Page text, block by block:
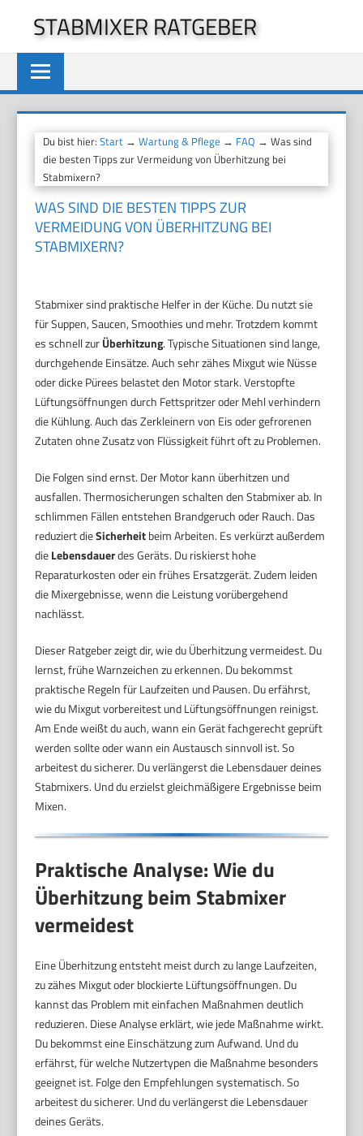
springen
STABMIXER RATGEBER
Du bist hier:Start →Wartung & Pflege → FAQ → Was sind
die besten Tipps zur Vermeidung von Überhitzung bei
Stabmixern?
WAS SIND DIE BESTEN TIPPS ZUR
VERMEIDUNG VON ÜBERHITZUNG BEI
STABMIXERN?
Stabmixer sind praktische Helfer in der Küche. Du nutzt sie
für Suppen, Saucen, Smoothies und mehr. Trotzdem kommt
es schnell zurÜberhitzung. Typische Situationen sind lange,
durchgehende Einsätze. Auch sehr zähes Mixgut wie Nüsse
oder dicke Pürees belastet den Motor stark. Verstopfte
Lüftungsöffnungen durch Fettspritzer oder Mehl verhindern
die Kühlung. Auch das Zerkleinern von Eis oder gefrorenen
Zutaten ohne Zusatz von Flüssigkeit führt oft zu Problemen.
Die Folgen sind ernst. Der Motor kann überhitzen und
ausfallen. Thermosicherungen schalten den Stabmixer ab. In
schlimmen Fällen entstehen Brandgeruch oder Rauch. Das
reduziert dieSicherheitbeim Arbeiten. Es verkürzt außerdem
dieLebensdauerdes Geräts. Du riskierst hohe
Reparaturkosten oder ein frühes Ersatzgerät. Zudem leiden
die Mixergebnisse, wenn die Leistung vorübergehend
nachlässt.
Dieser Ratgeber zeigt dir, wie du Überhitzung vermeidest. Du
lernst, frühe Warnzeichen zu erkennen. Du bekommst
praktische Regeln für Laufzeiten und Pausen. Du erfährst,
wie du Mixgut vorbereitest und Lüftungsöffnungen reinigst.
Am Ende weißt du auch, wann ein Gerät fachgerecht geprüft
werden sollte oder wann ein Austausch sinnvoll ist. So
arbeitest du sicherer. Du verlängerst die Lebensdauer deines
Stabmixers. Und du erzielst gleichmäßigere Ergebnisse beim
Mixen.
Praktische Analyse: Wie du
Überhitzung beim Stabmixer
vermeidest
Eine Überhitzung entsteht meist durch zu lange Laufzeiten,
zu zähes Mixgut oder blockierte Lüftungsöffnungen. Du
kannst das Problem mit einfachen Maßnahmen deutlich
reduzieren. Diese Analyse erklärt, wie jede Maßnahme wirkt.
Du bekommst eine Einschätzung zum Aufwand. Und du
erfährst, für welche Nutzertypen die Maßnahme besonders
geeignet ist. Folge den Empfehlungen systematisch. So
arbeitest du sicherer. Und du verlängerst die Lebensdauer
deines Geräts.